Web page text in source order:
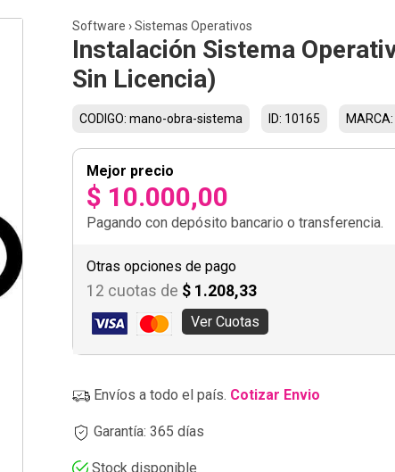
Software ›Sistemas Operativos
Instalación Sistema
Sin Licencia)
CODIGO: mano-obra-sistema ID: 10165
Mejor precio
$ 10.000,00
Pagando con depósito bancario o transferencia.
Otras opciones de pago
12 cuotas de $ 1.208,33
Ver Cuotas
Envíos a todo el país. Cotizar Envio
Garantía: 365 días
Stock disponible